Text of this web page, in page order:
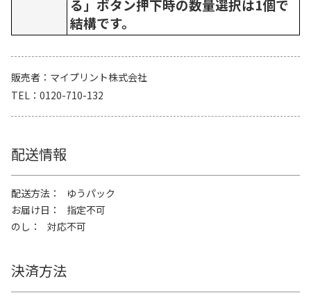
る」ボタン押下時の数量選択は1個で
結構です。
販売者
マイプリント株式会社
TEL
0120-710-132
配送情報
配送方法
ゆうパック
お届け日
指定不可
のし
対応不可
決済方法